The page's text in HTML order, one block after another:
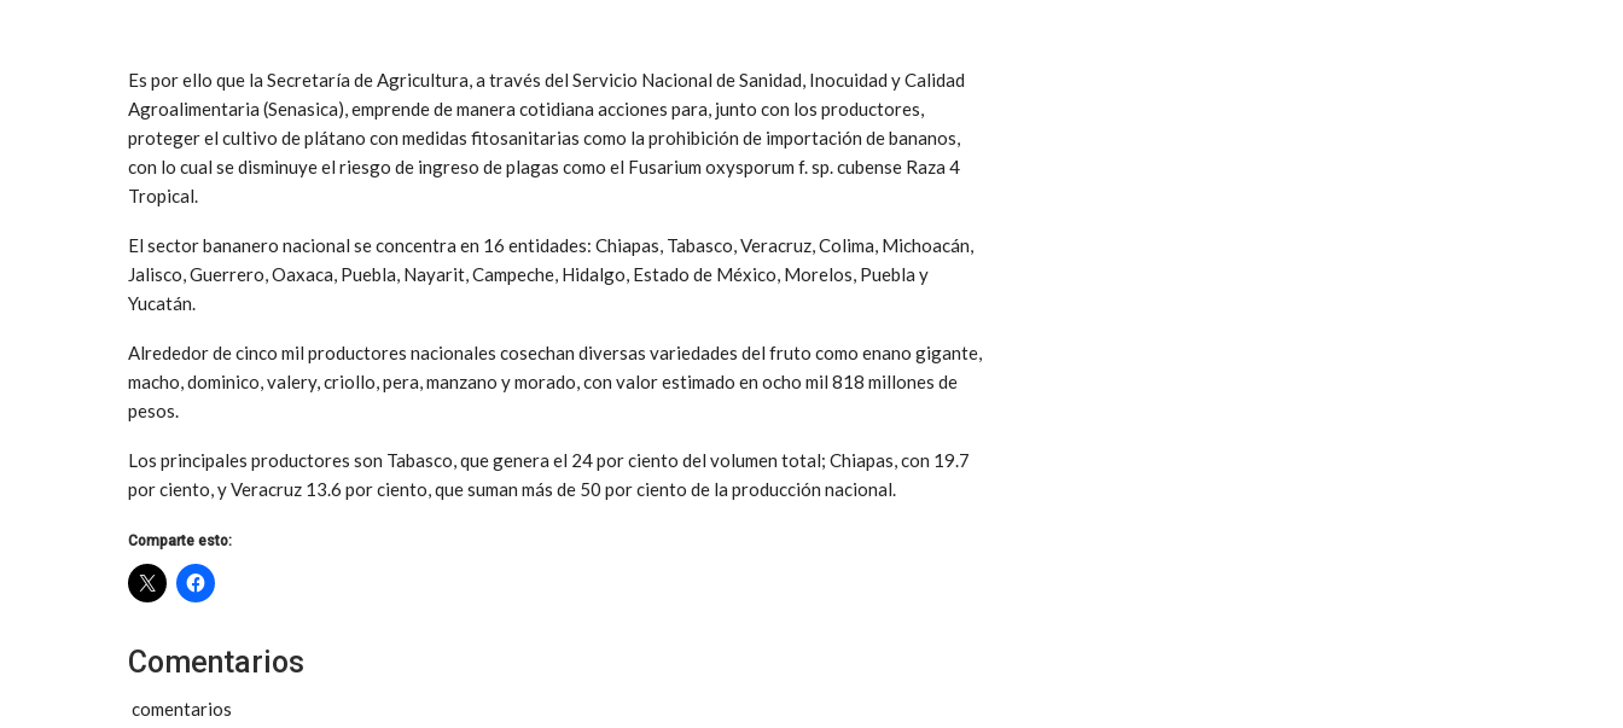
Es por ello que la Secretaría de Agricultura, a través del Servicio Nacional de Sanidad, Inocuidad y Calidad
Agroalimentaria (Senasica), emprende de manera cotidiana acciones para, junto con los productores,
proteger el cultivo de plátano con medidas fitosanitarias como la prohibición de importación de bananos,
con lo cual se disminuye el riesgo de ingreso de plagas como el Fusarium oxysporum f. sp. cubense Raza 4
Tropical.
El sector bananero nacional se concentra en 16 entidades: Chiapas, Tabasco, Veracruz, Colima, Michoacán,
Jalisco, Guerrero, Oaxaca, Puebla, Nayarit, Campeche, Hidalgo, Estado de México, Morelos, Puebla y
Yucatán.
Alrededor de cinco mil productores nacionales cosechan diversas variedades del fruto como enano gigante,
macho, dominico, valery, criollo, pera, manzano y morado, con valor estimado en ocho mil 818 millones de
pesos.
Los principales productores son Tabasco, que genera el 24 por ciento del volumen total; Chiapas, con 19.7
por ciento, y Veracruz 13.6 por ciento, que suman más de 50 por ciento de la producción nacional.
Comparte esto:
Comentarios
comentarios